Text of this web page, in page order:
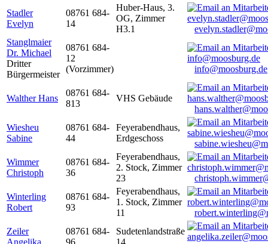
Stadler
Evelyn
08761 684-
14
Huber-Haus, 3.
OG, Zimmer
H3.1
Stanglmaier
Dr. Michael
Dritter
Bürgermeister
08761 684-
12
(Vorzimmer)
info@moosburg.de
Walther Hans
08761 684-
813
VHS Gebäude
Wiesheu
Sabine
08761 684-
44
Feyerabendhaus,
Erdgeschoss
Wimmer
Christoph
08761 684-
36
Feyerabendhaus,
2. Stock, Zimmer
23
Winterling
Robert
08761 684-
93
Feyerabendhaus,
1. Stock, Zimmer
11
Zeiler
Angelika
08761 684-
96
Sudetenlandstraße
14